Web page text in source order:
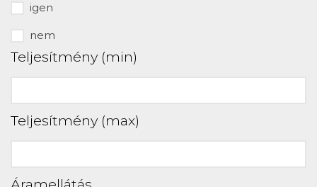
igen
nem
Teljesítmény (min)
Teljesítmény (max)